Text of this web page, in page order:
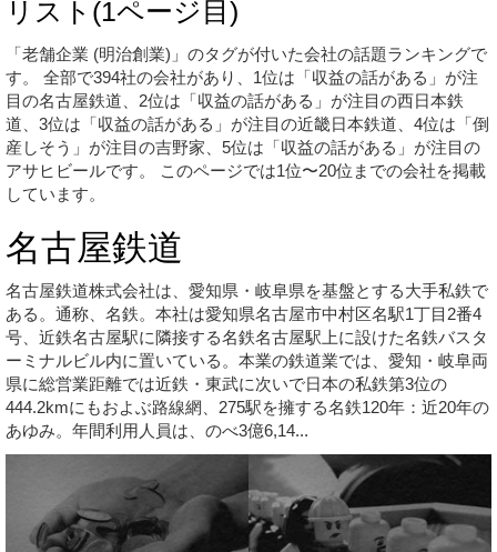
リスト (1ページ目)
「老舗企業 (明治創業)」のタグが付いた会社の話題ランキングで
す。 全部で394社の会社があり、1位は「収益の話がある」が注
目の名古屋鉄道、2位は「収益の話がある」が注目の西日本鉄
道、3位は「収益の話がある」が注目の近畿日本鉄道、4位は「倒
産しそう」が注目の吉野家、5位は「収益の話がある」が注目の
アサヒビールです。 このページでは1位〜20位までの会社を掲載
しています。
名古屋鉄道
名古屋鉄道株式会社は、愛知県・岐阜県を基盤とする大手私鉄で
ある。通称、名鉄。本社は愛知県名古屋市中村区名駅1丁目2番4
号、近鉄名古屋駅に隣接する名鉄名古屋駅上に設けた名鉄バスタ
ーミナルビル内に置いている。本業の鉄道業では、愛知・岐阜両
県に総営業距離では近鉄・東武に次いで日本の私鉄第3位の
444.2kmにもおよぶ路線網、275駅を擁する名鉄120年：近20年の
あゆみ。年間利用人員は、のべ3億6,14...